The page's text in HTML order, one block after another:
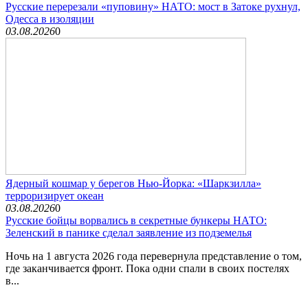
Русские перерезали «пуповину» НАТО: мост в Затоке рухнул,
Одесса в изоляции
03.08.20260
Ядерный кошмар у берегов Нью-Йорка: «Шаркзилла»
терроризирует океан
03.08.20260
Русские бойцы ворвались в секретные бункеры НАТО:
Зеленский в панике сделал заявление из подземелья
Ночь на 1 августа 2026 года перевернула представление о том,
где заканчивается фронт. Пока одни спали в своих постелях
в...